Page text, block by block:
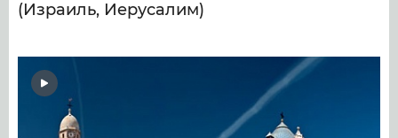
(Израиль, Иерусалим)